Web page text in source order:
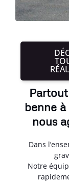
benne
nous
Dans
Notre